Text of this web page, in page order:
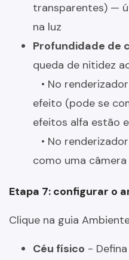
transparentes) —
na luz
Profundidade de
queda de nitidez
• No
efeito (pode se
efeitos alfa estão
• No
como uma
Etapa 7: configurar o
Clique na guia
Céu físico -